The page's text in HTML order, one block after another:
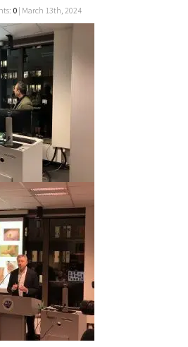
0 | March 13th, 2024